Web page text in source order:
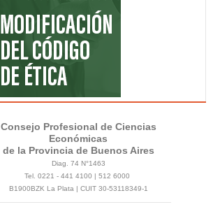
Consejo Profesional de Ciencias
Económicas
de la Provincia de Buenos Aires
Diag. 74 N°1463
Tel. 0221 - 441 4100 | 512 6000
B1900BZK La Plata | CUIT 30-53118349-1